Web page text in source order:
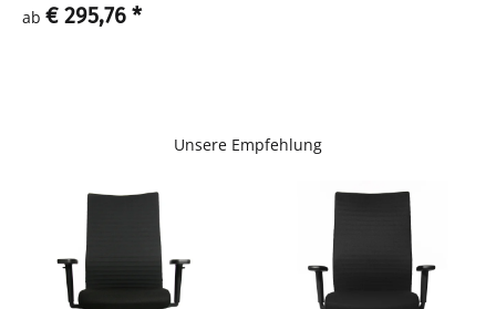
ab € 295,76 *
Unsere Empfehlung